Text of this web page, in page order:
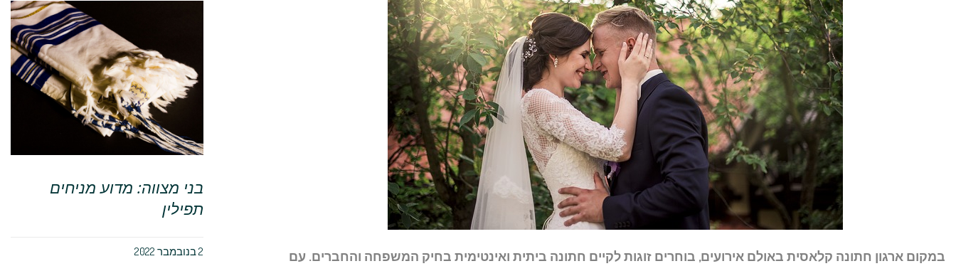
במקום ארגון חתונה קלאסית באולם אירועים, בוחרים זוגות לקיים חתונה ביתית ואינטימית בחיק המשפחה והחברים. עם
בני מצווה: מדוע מניחים
תפילין
2 בנובמבר 2022